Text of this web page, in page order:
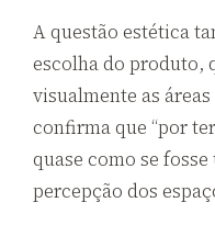
A questão estética
escolha do produto,
visualmente as
confirma que “por
quase como se
percepção dos